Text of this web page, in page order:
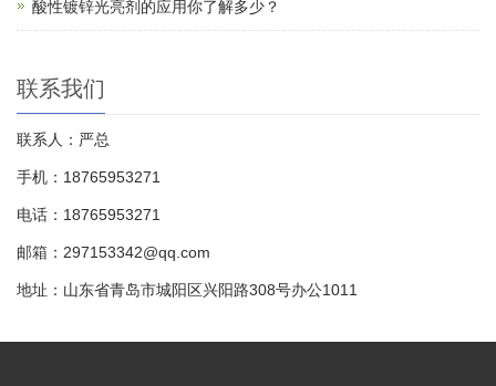
酸性镀锌光亮剂的应用你了解多少？
联系我们
联系人：严总
手机：18765953271
电话：18765953271
邮箱：297153342@qq.com
地址：山东省青岛市城阳区兴阳路308号办公1011